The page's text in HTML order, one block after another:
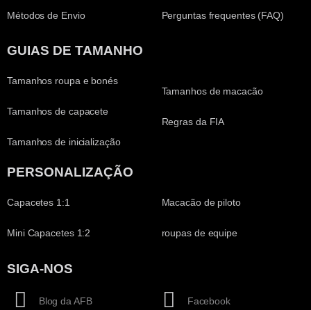
Métodos de Envio Perguntas frequentes (FAQ)
GUIAS DE TAMANHO
Tamanhos roupa e bonés
Tamanhos de capacete
Tamanhos de inicialização
Tamanhos de macacão
Regras da FIA
PERSONALIZAÇÃO
Capacetes 1:1
Mini Capacetes 1:2
Macacão de piloto
roupas de equipe
SIGA-NOS
Blog da AFB Facebook